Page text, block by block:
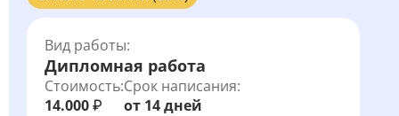
Вид работы:
Дипломная работа
Стоимость:
14.000 ₽
Срок написания:
от 14 дней